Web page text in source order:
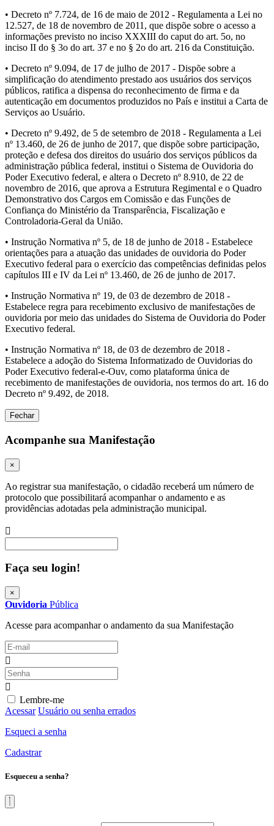
• Decreto nº 7.724, de 16 de maio de 2012 - Regulamenta a Lei no
12.527, de 18 de novembro de 2011, que dispõe sobre o acesso a
informações previsto no inciso XXXIII do caput do art. 5o, no
inciso II do § 3o do art. 37 e no § 2o do art. 216 da Constituição.
• Decreto nº 9.094, de 17 de julho de 2017 - Dispõe sobre a
simplificação do atendimento prestado aos usuários dos serviços
públicos, ratifica a dispensa do reconhecimento de firma e da
autenticação em documentos produzidos no País e institui a Carta de
Serviços ao Usuário.
• Decreto nº 9.492, de 5 de setembro de 2018 - Regulamenta a Lei
nº 13.460, de 26 de junho de 2017, que dispõe sobre participação,
proteção e defesa dos direitos do usuário dos serviços públicos da
administração pública federal, institui o Sistema de Ouvidoria do
Poder Executivo federal, e altera o Decreto nº 8.910, de 22 de
novembro de 2016, que aprova a Estrutura Regimental e o Quadro
Demonstrativo dos Cargos em Comissão e das Funções de
Confiança do Ministério da Transparência, Fiscalização e
Controladoria-Geral da União.
• Instrução Normativa nº 5, de 18 de junho de 2018 - Estabelece
orientações para a atuação das unidades de ouvidoria do Poder
Executivo federal para o exercício das competências definidas pelos
capítulos III e IV da Lei nº 13.460, de 26 de junho de 2017.
• Instrução Normativa nº 19, de 03 de dezembro de 2018 -
Estabelece regra para recebimento exclusivo de manifestações de
ouvidoria por meio das unidades do Sistema de Ouvidoria do Poder
Executivo federal.
• Instrução Normativa nº 18, de 03 de dezembro de 2018 -
Estabelece a adoção do Sistema Informatizado de Ouvidorias do
Poder Executivo federal-e-Ouv, como plataforma única de
recebimento de manifestações de ouvidoria, nos termos do art. 16 do
Decreto nº 9.492, de 2018.
Fechar
Acompanhe sua Manifestação
×
Ao registrar sua manifestação, o cidadão receberá um número de
protocolo que possibilitará acompanhar o andamento e as
providências adotadas pela administração municipal.
Faça seu login!
×
Ouvidoria Pública
Acesse para acompanhar o andamento da sua Manifestação
Lembre-me
Acessar Usuário ou senha errados
Esqueci a senha
Cadastrar
Esqueceu a senha?